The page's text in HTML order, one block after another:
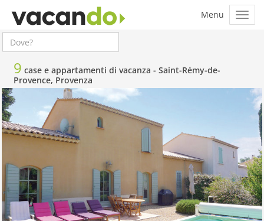
9 case e appartamenti di vacanza - Saint-Rémy-de-
Provence, Provenza